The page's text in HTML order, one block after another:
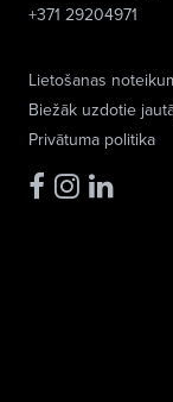
Lietošanas
Biežāk uzdotie
Privātuma politika
+371 29204971